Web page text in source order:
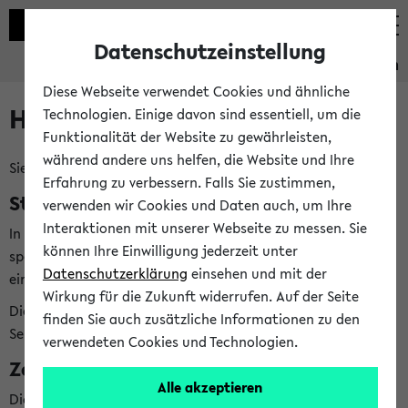
Studieninformation
Hilfe & Kontakt
Sie haben Fragen zum Studienangebot?
Studienberatungen der Fächer
In der Studieninformation finden Siebei jedem Fach die
speziellen Studienberatungen, die Ihnen bei allen Fragen zu
einem bestimmten Fach weiterhelfen können.
Die Studienberatungen Ihrer Fächer finden Sie direkt in der
Seite
Meine Studieninformation
Zentrale Beratungsangebote
Die zentrale Studienberatung (ZSB) hilft Ihnen bei weiteren
Datenschutzeinstellung
Diese Webseite verwendet Cookies und ähnliche
Technologien. Einige davon sind essentiell, um die
Funktionalität der Website zu gewährleisten,
während andere uns helfen, die Website und Ihre
Erfahrung zu verbessern. Falls Sie zustimmen,
verwenden wir Cookies und Daten auch, um Ihre
Interaktionen mit unserer Webseite zu messen. Sie
können Ihre Einwilligung jederzeit unter
Datenschutzerklärung einsehen und mit der
Wirkung für die Zukunft widerrufen. Auf der Seite
finden Sie auch zusätzliche Informationen zu den
verwendeten Cookies und Technologien.
Alle akzeptieren